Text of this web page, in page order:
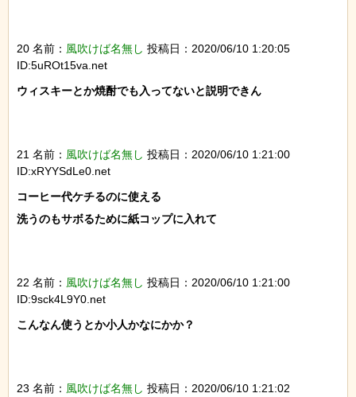
20 名前： 風吹けば名無し 投稿日：2020/06/10 1:20:05
ID:5uROt15va.net
ウィスキーとか焼酎でも入ってないと説明できん
21 名前： 風吹けば名無し 投稿日：2020/06/10 1:21:00
ID:xRYYSdLe0.net
コーヒー代ケチるのに使える
洗うのもサボるために紙コップに入れて
22 名前： 風吹けば名無し 投稿日：2020/06/10 1:21:00
ID:9sck4L9Y0.net
こんなん使うとか小人かなにかか？
23 名前： 風吹けば名無し 投稿日：2020/06/10 1:21:02